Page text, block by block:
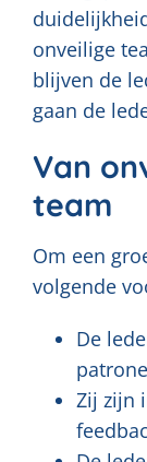
onveilige
blijven de
gaan de
Van
team
Om een
volgende
De
Zij zijn